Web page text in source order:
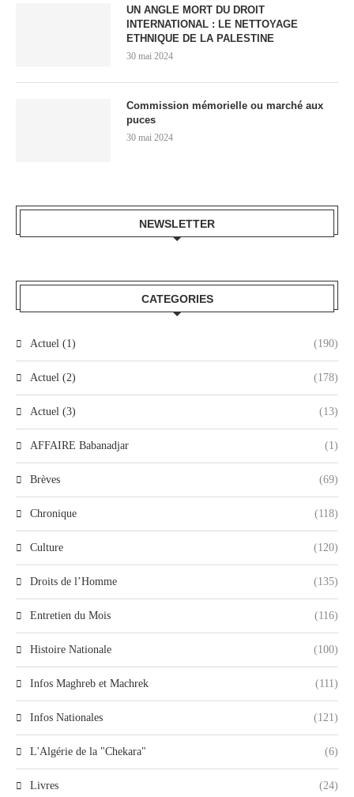
UN ANGLE MORT DU DROIT
INTERNATIONAL : LE NETTOYAGE
ETHNIQUE DE LA PALESTINE
30 mai 2024
Commission mémorielle ou marché aux
puces
30 mai 2024
NEWSLETTER
CATEGORIES
Actuel (1) (190)
Actuel (2) (178)
Actuel (3) (13)
AFFAIRE Babanadjar (1)
Brèves (69)
Chronique (118)
Culture (120)
Droits de l’Homme (135)
Entretien du Mois (116)
Histoire Nationale (100)
Infos Maghreb et Machrek (111)
Infos Nationales (121)
L'Algérie de la "Chekara" (6)
Livres (24)